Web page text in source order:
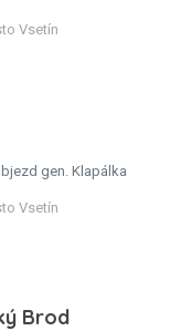
Vsetín
gen. Klapálka
Vsetín
Brod